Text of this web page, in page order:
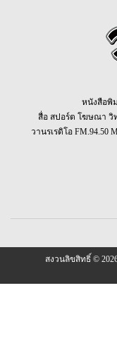
หนังสือพิ
สื่อ สปอร์ต โฆษณา วิ
วานรเรดิโอ
สงวนลิขสิทธิ์ ©